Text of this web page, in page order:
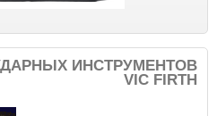
ИНСТРУМЕНТОВ
VIC FIRTH